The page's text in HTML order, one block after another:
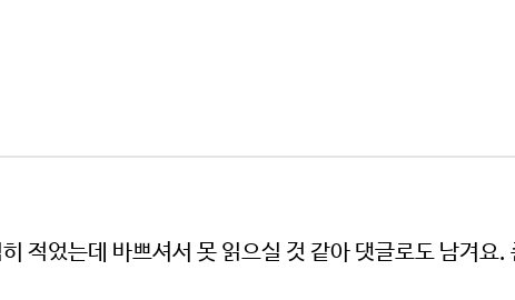
었는데 바쁘셔서 못 읽으실 것 같아 댓글로도 남겨요.